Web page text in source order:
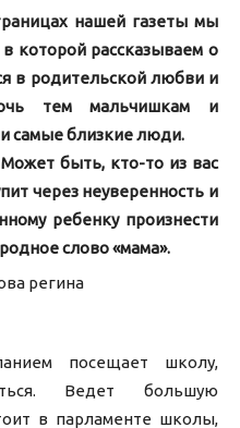
нашей газеты мы
которой рассказываем о
в родительской любви и
тем мальчишкам и
самые близкие люди.
быть, кто-то из вас
через неуверенность и
ребенку произнести
слово «мама».
посещает школу,
Ведет большую
в парламенте школы,